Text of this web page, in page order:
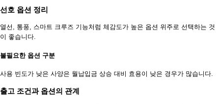
선호 옵션 정리
열선, 통풍, 스마트 크루즈 기능처럼 체감도가 높은 옵션 위주로 선택하는 것
이 좋습니다.
불필요한 옵션 구분
사용 빈도가 낮은 사양은 월납입금 상승 대비 효용이 낮은 경우가 많습니다.
출고 조건과 옵션의 관계